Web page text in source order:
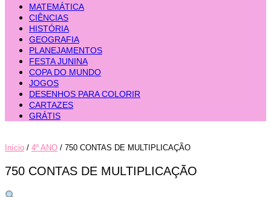
MATEMÁTICA
CIÊNCIAS
HISTÓRIA
GEOGRAFIA
PLANEJAMENTOS
FESTA JUNINA
COPA DO MUNDO
JOGOS
DESENHOS PARA COLORIR
CARTAZES
GRÁTIS
Início / 4º ANO / 750 CONTAS DE MULTIPLICAÇÃO
750 CONTAS DE MULTIPLICAÇÃO